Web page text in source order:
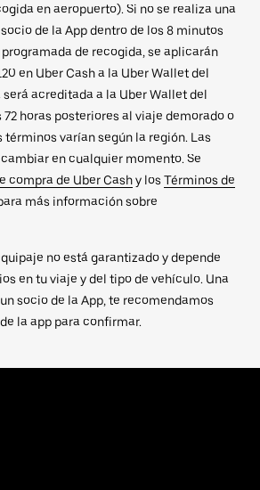
en aeropuerto). Si no se realiza una
de la App dentro de los 8 minutos
de recogida, se aplicarán
en Uber Cash a la Uber Wallet del
acreditada a la Uber Wallet del
horas posteriores al viaje demorado o
varían según la región. Las
en cualquier momento. Se
compra de Uber Cashy los Términos de
más información sobre
no está garantizado y depende
en tu viaje y del tipo de vehículo. Una
socio de la App, te recomendamos
la app para confirmar.